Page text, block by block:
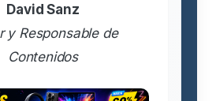
David Sanz
y Responsable de
Contenidos